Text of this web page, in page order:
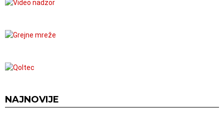
NAJNOVIJE